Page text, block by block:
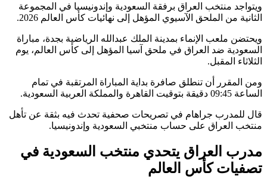
ويتواجد منتخب العراق برفقة السعودية وإندونيسيا في المجموعة
الثانية من الملحق الآسيوي المؤهل إلى نهائيات كأس العالم 2026.
ويحتضن ملعب الإنماء بمدينة الملك عبدالله الرياضية بجدة، مباراة
السعودية ضد العراق في ملحق آسيا المؤهل إلى كأس العالم، يوم
الثلاثاء المقبل.
ومن المقرر أن تنطلق صافرة بداية المباراة المرتقبة في تمام
الساعة 09:45 دقيقة بتوقيت القاهرة والمملكة العربية السعودية.
قال للمدرب جراهام في تصريحات صحفية تحدث فيه بثقة عن تأهل
منتخب العراق على حساب منتخبي السعودية وإندونيسيا.
مدرب العراق يتحدي منتخب السعودية في
تصفيات كأس العالم